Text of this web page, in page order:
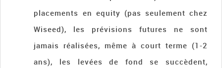
placements en equity (pas seulement chez
Wiseed), les prévisions futures ne sont
jamais réalisées, même à court terme (1-2
ans), les levées de fond se succèdent,